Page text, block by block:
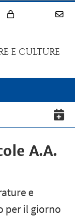
E CULTURE
A.A.
e
per il giorno